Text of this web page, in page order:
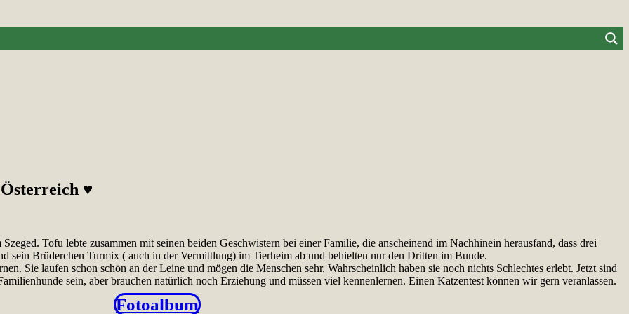
♥
Tofu lebte zusammen mit seinen beiden Geschwistern bei einer Familie, die anscheinend im Nachhinein herausfand, dass drei
sein Brüderchen Turmix ( auch in der Vermittlung) im Tierheim ab und behielten nur den Dritten im Bunde.
Sie laufen schon schön an der Leine und mögen die Menschen sehr. Wahrscheinlich haben sie noch nichts Schlechtes erlebt. Jetzt sind
sein, aber brauchen natürlich noch Erziehung und müssen viel kennenlernen. Einen Katzentest können wir gern veranlassen.
Fotoalbum